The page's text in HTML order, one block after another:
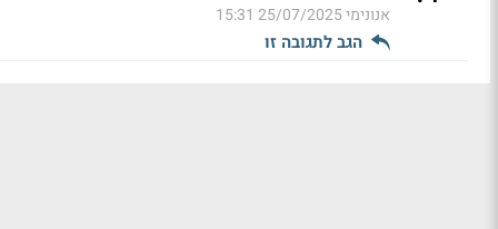
אנונימי25/07/2025 15:31
הגב לתגובה זו